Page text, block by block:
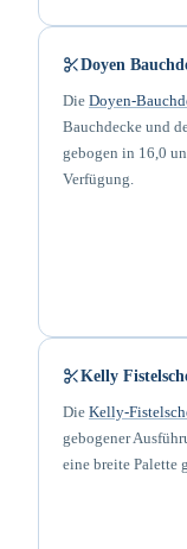
Doyen
Die Doyen-
Bauchdecke und
gebogen in 16,0
Verfügung.
Kelly
Die Kelly-
gebogener
eine breite Palette